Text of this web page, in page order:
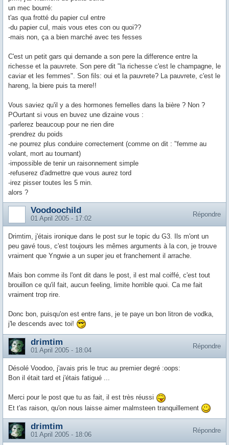
un mec bourré:
t'as qua frotté du papier cul entre
-du papier cul, mais vous etes con ou quoi??
-mais non, ça a bien marché avec tes fesses
C'est un petit gars qui demande a son pere la difference entre la
richesse et la pauvrete. Son pere dit "la richesse c'est le champagne, le
caviar et les femmes". Son fils: oui et la pauvrete? La pauvrete, c'est le
hareng, la biere puis ta mere!!
Vous saviez qu'il y a des hormones femelles dans la bière ? Non ?
POurtant si vous en buvez une dizaine vous :
-parlerez beaucoup pour ne rien dire
-prendrez du poids
-ne pourrez plus conduire correctement (comme on dit : "femme au
volant, mort au tournant)
-impossible de tenir un raisonnement simple
-refuserez d'admettre que vous aurez tord
-irez pisser toutes les 5 min.
alors ?
Répondre
Voodoochild
01 April 2005 - 17:02
Drimtim, j'étais ironique dans le post sur le topic du G3. Ils m'ont un
peu gavé tous, c'est toujours les mêmes arguments à la con, je trouve
vraiment que Yngwie a un super jeu et franchement il arrache.
Mais bon comme ils l'ont dit dans le post, il est mal coiffé, c'est tout
brouillon ce qu'il fait, aucun feeling, limite horrible quoi. Ca me fait
vraiment trop rire.
Donc bon, puisqu'on est entre fans, je te paye un bon litron de vodka,
j'le descends avec toi!
Répondre
drimtim
01 April 2005 - 18:04
Désolé Voodoo, j'avais pris le truc au premier degré :oops:
Bon il était tard et j'étais fatigué ...
Merci pour le post que tu as fait, il est très réussi
Et t'as raison, qu'on nous laisse aimer malmsteen tranquillement
Répondre
drimtim
01 April 2005 - 18:06